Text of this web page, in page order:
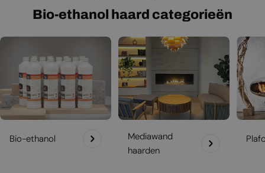
Bio-ethanol haard categorieën
Bio-ethanol
Mediawand
haarden